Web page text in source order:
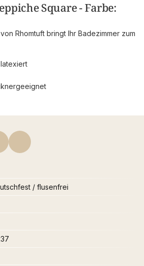
Square - Farbe:
Rhomtuft bringt Ihr Badezimmer zum
/ flusenfrei